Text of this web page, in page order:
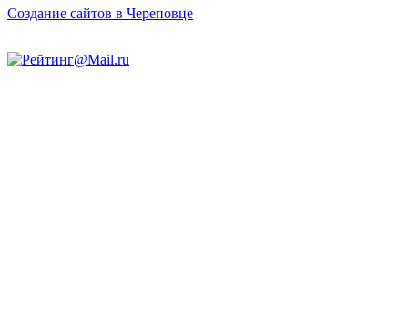
Создание сайтов в Череповце